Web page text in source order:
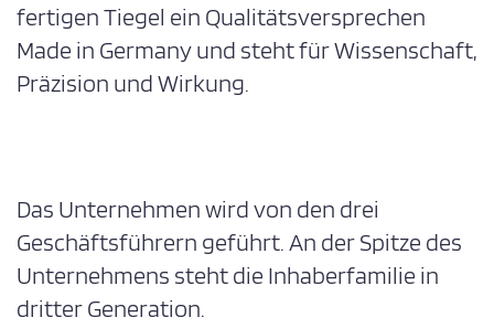
fertigen Tiegel ein Qualitätsversprechen
Made in Germany und steht für Wissenschaft,
Präzision und Wirkung.
Das Unternehmen wird von den drei
Geschäftsführern geführt. An der Spitze des
Unternehmens steht die Inhaberfamilie in
dritter Generation.